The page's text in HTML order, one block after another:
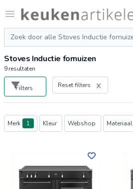
Open menu
Logo keukenartikelen.com
Zoeken
Stoves Inductie fornuizen
9resultaten
Filters Reset filters
Producten
Merk 1 Kleur Webshop Materiaal